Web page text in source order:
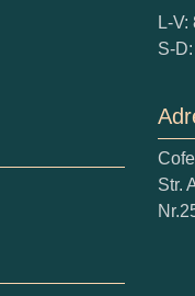
L-
S-
Str.